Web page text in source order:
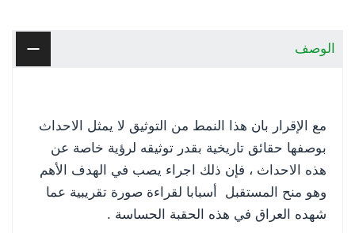
الوصف
مع الإقرار بان هذا النمط من التوثيق لا يمثل الاحداث
بوصفها حقائق تاريخية بقدر توثيقه لرؤية خاصة عن
هذه الاحداث ، فإن ذلك اجراء يصب في الهدف الأهم
وهو منح المستقبل أسبابا لقراءة صورة تقريبية عما
شهده العراق في هذه الحقبة الحساسة .